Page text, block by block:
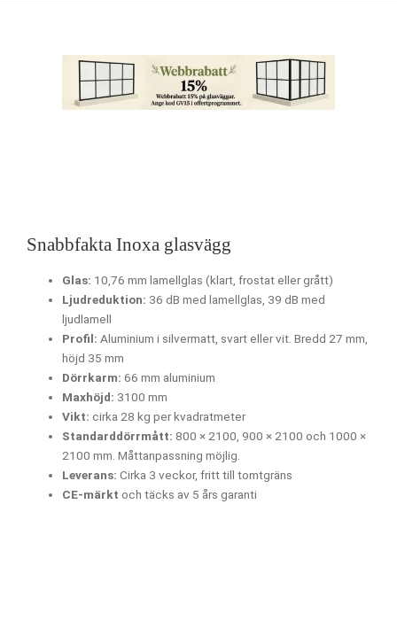
Snabbfakta Inoxa glasvägg
Glas: 10,76 mm lamellglas (klart, frostat eller grått)
Ljudreduktion: 36 dB med lamellglas, 39 dB med
ljudlamell
Profil: Aluminium i silvermatt, svart eller vit. Bredd 27 mm,
höjd 35 mm
Dörrkarm: 66 mm aluminium
Maxhöjd: 3100 mm
Vikt: cirka 28 kg per kvadratmeter
Standarddörrmått: 800 × 2100, 900 × 2100 och 1000 ×
2100 mm. Måttanpassning möjlig.
Leverans: Cirka 3 veckor, fritt till tomtgräns
CE-märkt och täcks av 5 års garanti